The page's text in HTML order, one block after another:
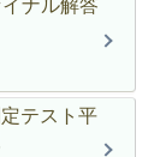
ナル解答
テスト平